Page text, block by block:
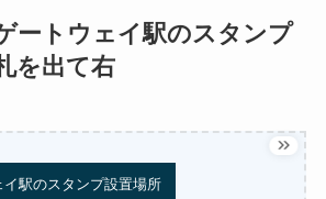
ートウェイ駅のスタンプ
を出て右
駅のスタンプ設置場所